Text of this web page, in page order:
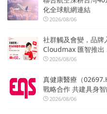
化全球航網連結
2026/08/06
社群觸及會變，品牌
Cloudmax 匯智推
2026/08/06
真健康醫療（
戰略合作 共建具身
2026/08/06